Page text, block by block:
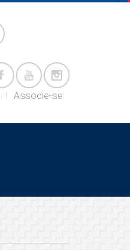
Associe-se